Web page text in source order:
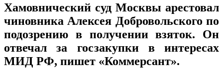
Хамовнический суд Москвы арестовал
чиновника Алексея Добровольского по
подозрению в получении взяток. Он
отвечал за госзакупки в интересах
МИД РФ, пишет «Коммерсант».